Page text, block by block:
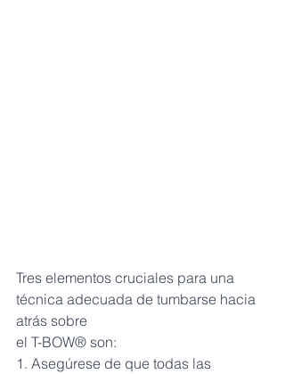
Tres elementos cruciales para una
técnica adecuada de tumbarse hacia
atrás sobre
el T-BOW® son:
1. Asegúrese de que todas las